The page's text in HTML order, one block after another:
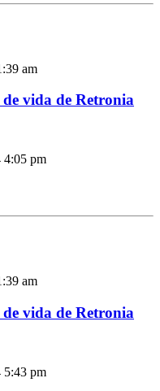
am
de vida de Retronia
4:05 pm
am
de vida de Retronia
5:43 pm